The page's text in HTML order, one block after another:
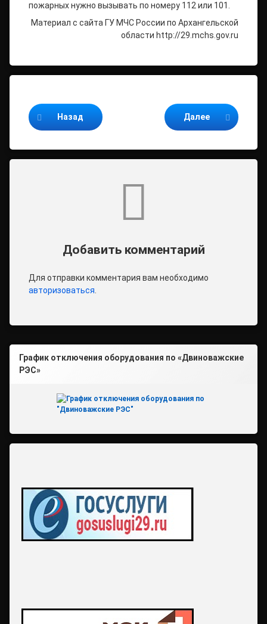
пожарных нужно вызывать по номеру 112 или 101.
Материал с сайта ГУ МЧС России по Архангельской
области http://29.mchs.gov.ru
Назад Далее
Добавить комментарий
Для отправки комментария вам необходимо
авторизоваться
График отключения оборудования по «Двиноважские
РЭС»